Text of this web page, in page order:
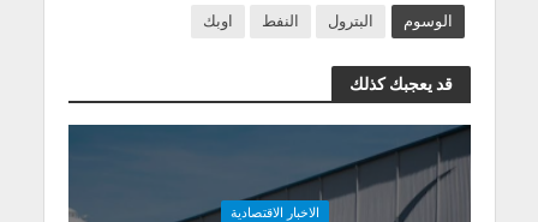
الوسوم البترول النفط اوبك
قد يعجبك كذلك
الاخبار الاقتصادية